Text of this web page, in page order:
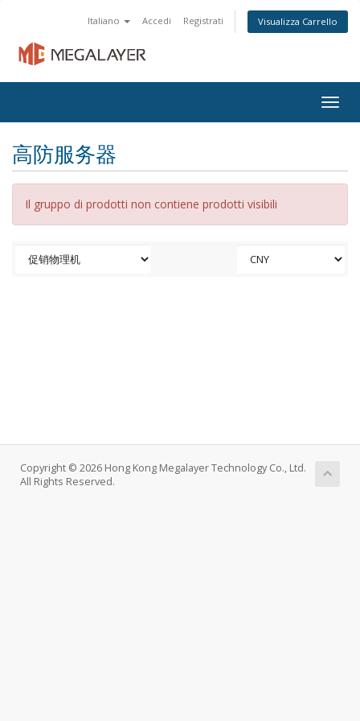
Italiano Accedi Registrati Visualizza Carrello
高防服务器
Il gruppo di prodotti non contiene prodotti visibili
Copyright © 2026 Hong Kong Megalayer Technology Co., Ltd.
All Rights Reserved.